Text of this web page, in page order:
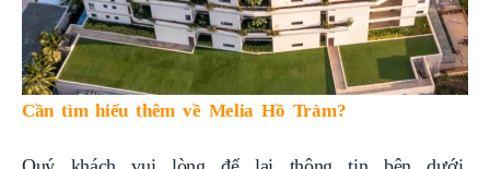
Cần tìm hiểu thêm về Melia Hồ Tràm?